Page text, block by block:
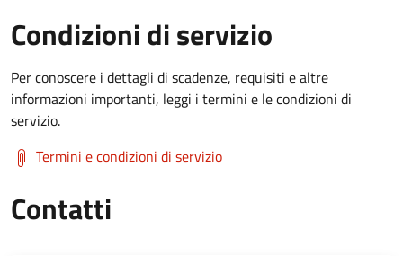
Condizioni di servizio
Per conoscere i dettagli di scadenze, requisiti e altre
informazioni importanti, leggi i termini e le condizioni di
servizio.
Termini e condizioni di servizio
Contatti